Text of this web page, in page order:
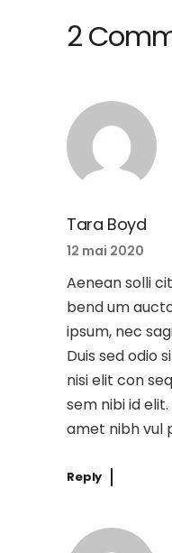
2
Tara Boyd
12 mai 2020
Aenean solli
bend um
ipsum, nec
Duis sed odio
nisi elit con
sem nibi id
amet nibh vul
Reply